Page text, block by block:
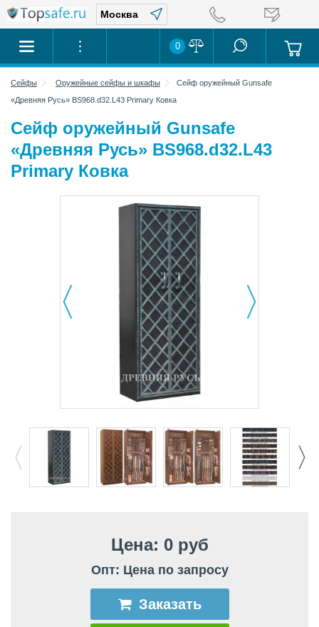
0
Сейфы Оружейные сейфы и шкафы
Сейф оружейный Gunsafe
«Древняя Русь» BS968.d32.L43 Primary Ковка
Сейф оружейный Gunsafe
«Древняя Русь» BS968.d32.L43
Primary Ковка
Цена: 0 руб
Опт: Цена по запросу
Заказать